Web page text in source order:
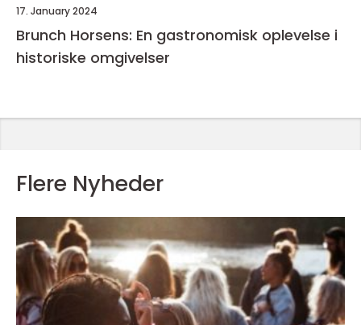
17. January 2024
Brunch Horsens: En gastronomisk oplevelse i
historiske omgivelser
Flere Nyheder